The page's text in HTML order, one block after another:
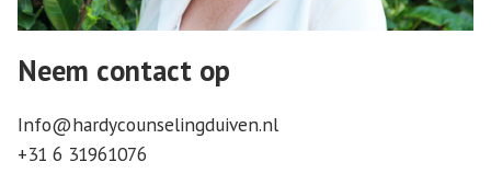
Neem contact op
Info@hardycounselingduiven.nl
+31 6 31961076